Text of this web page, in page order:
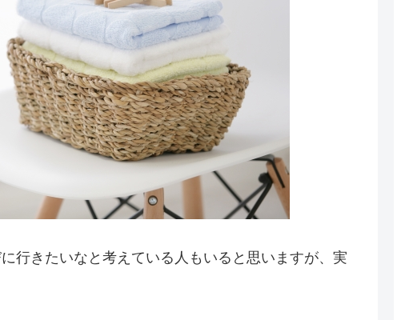
行きたいなと考えている人もいると思いますが、実